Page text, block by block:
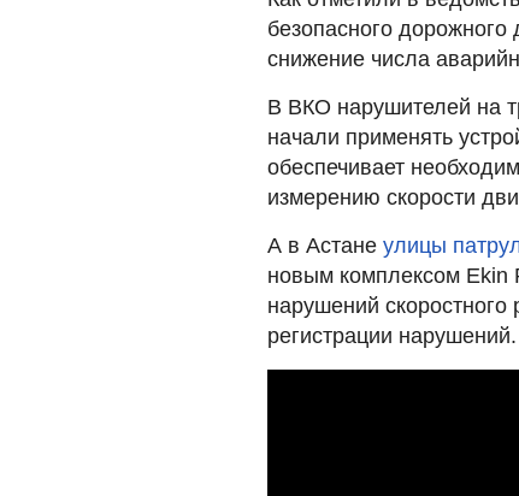
безопасного
снижение числа
В ВКО нарушителей на
начали применять
обеспечивает
измерению скорости
А в Астане улицы
новым комплексом Ekin
нарушений
регистрации нарушений.